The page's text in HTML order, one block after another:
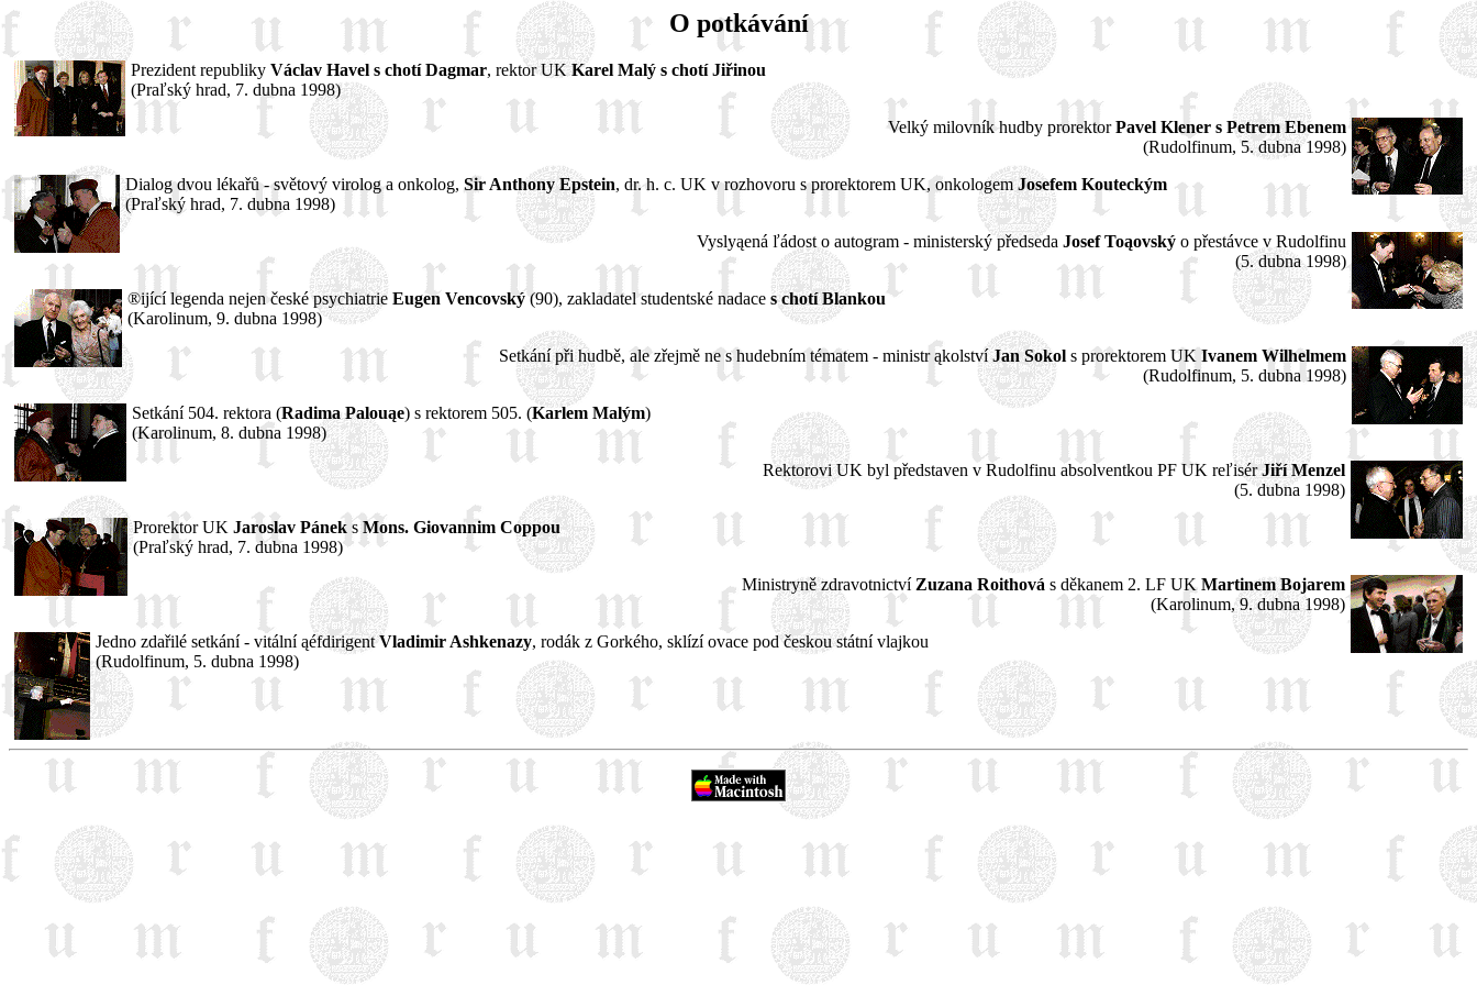
O potkávání
Prezident republiky Václav Havel s chotí Dagmar, rektor UKKarel Malý s chotí Jiřinou
(Praľský hrad, 7. dubna 1998)
Velký milovník hudby prorektorPavel Klener s Petrem Ebenem
(Rudolfinum, 5. dubna 1998)
Dialog dvou lékařů - světový virolog a onkolog, Sir Anthony Epstein, dr. h. c. UK v rozhovoru s prorektorem UK, onkologemJosefem Kouteckým
(Praľský hrad, 7. dubna 1998)
Vyslyąená ľádost o autogram - ministerský předseda Josef Toąovský o přestávce v Rudolfinu
(5. dubna 1998)
®ijící legenda nejen české psychiatrie Eugen Vencovský(90), zakladatel studentské nadace s chotí Blankou
(Karolinum, 9. dubna 1998)
Setkání při hudbě, ale zřejmě ne s hudebním tématem - ministr ąkolstvíJan Sokol s prorektorem UK Ivanem Wilhelmem
(Rudolfinum, 5. dubna 1998)
Setkání 504. rektora (Radima Palouąe) s rektorem 505. (Karlem Malým)
(Karolinum, 8. dubna 1998)
Rektorovi UK byl představen v Rudolfinu absolventkou PF UK reľisérJiří Menzel
(5. dubna 1998)
Prorektor UK Jaroslav Pánek s Mons. Giovannim Coppou
(Praľský hrad, 7. dubna 1998)
Ministryně zdravotnictví Zuzana Roithová s děkanem 2. LF UKMartinem Bojarem
(Karolinum, 9. dubna 1998)
Jedno zdařilé setkání - vitální ąéfdirigentVladimir Ashkenazy, rodák z Gorkého, sklízí ovace pod českou státní vlajkou
(Rudolfinum, 5. dubna 1998)